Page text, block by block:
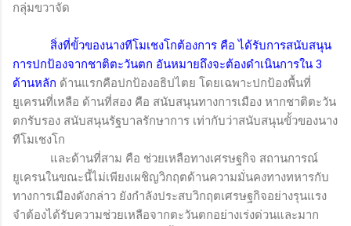
กลุ่มขวาจัด
สิ่งที่ขั้วของนางทีโมเชงโกต้องการ คือ ได้รับการสนับสนุน
การปกป้องจากชาติตะวันตก อันหมายถึงจะต้องดำเนินการใน 3
ด้านหลัก ด้านแรกคือปกป้องอธิปไตย โดยเฉพาะปกป้องพื้นที่
ยูเครนที่เหลือ ด้านที่สอง คือ สนับสนุนทางการเมือง หากชาติตะวัน
ตกรับรอง สนับสนุนรัฐบาลรักษาการ เท่ากับว่าสนับสนุนขั้วของนาง
ทีโมเชงโก
และด้านที่สาม คือ ช่วยเหลือทางเศรษฐกิจ สถานการณ์
ยูเครนในขณะนี้ไม่เพียงเผชิญวิกฤตด้านความมั่นคงทางทหารกับ
ทางการเมืองดังกล่าว ยังกำลังประสบวิกฤตเศรษฐกิจอย่างรุนแรง
จำต้องได้รับความช่วยเหลือจากตะวันตกอย่างเร่งด่วนและมาก